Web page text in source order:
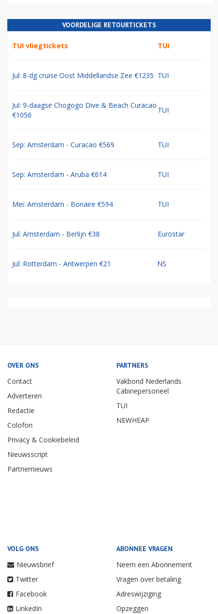
VOORDELIGE RETOURTICKETS
TUI vliegtickets TUI
Jul: 8-dg cruise Oost Middellandse Zee €1235 TUI
Jul: 9-daagse Chogogo Dive & Beach Curacao
€1056
TUI
Sep: Amsterdam - Curacao €569 TUI
Sep: Amsterdam - Aruba €614 TUI
Mei: Amsterdam - Bonaire €594 TUI
Jul: Amsterdam - Berlijn €38 Eurostar
Jul: Rotterdam - Antwerpen €21 NS
OVER ONS
Contact
Adverteren
Redactie
Colofon
Privacy & Cookiebeleid
Nieuwsscript
Partnernieuws
PARTNERS
Vakbond Nederlands
Cabinepersoneel
TUI
NEWHEAP
VOLG ONS
Nieuwsbrief
Twitter
Facebook
LinkedIn
ABONNEE VRAGEN
Neem een Abonnement
Vragen over betaling
Adreswijziging
Opzeggen